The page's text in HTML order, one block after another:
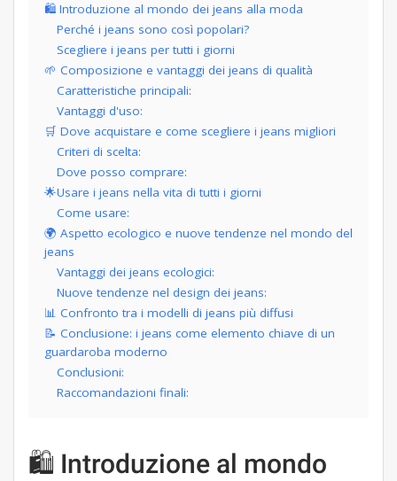
🛍️ Introduzione al mondo dei jeans alla moda
Perché i jeans sono così popolari?
Scegliere i jeans per tutti i giorni
🌱 Composizione e vantaggi dei jeans di qualità
Caratteristiche principali:
Vantaggi d'uso:
🛒 Dove acquistare e come scegliere i jeans migliori
Criteri di scelta:
Dove posso comprare:
🌟Usare i jeans nella vita di tutti i giorni
Come usare:
🌍 Aspetto ecologico e nuove tendenze nel mondo del
jeans
Vantaggi dei jeans ecologici:
Nuove tendenze nel design dei jeans:
📊 Confronto tra i modelli di jeans più diffusi
📝 Conclusione: i jeans come elemento chiave di un
guardaroba moderno
Conclusioni:
Raccomandazioni finali:
🛍️ Introduzione al mondo